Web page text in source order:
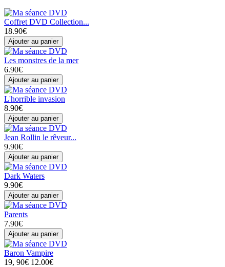
Coffret DVD Collection...
18.90€
Les monstres de la mer
6.90€
L'horrible invasion
8.90€
Jean Rollin le rêveur...
9.90€
Dark Waters
9.90€
Parents
7.90€
Baron Vampire
19, 90€ 12.00€